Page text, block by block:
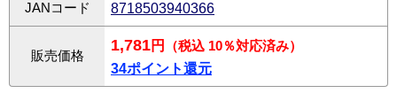
JANコード 8718503940366
販売価格
1,781円
（税込 10％対応済み）
34ポイント還元